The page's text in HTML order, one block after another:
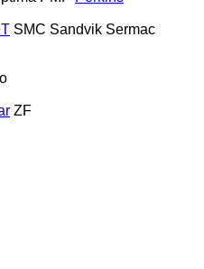
SMC Sandvik Sermac
ZF